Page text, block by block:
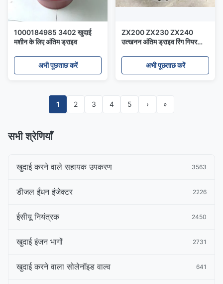
1000184985 3402 खुदाई
मशीन के लिए अंतिम ड्राइव
अभी पूछताछ करें
ZX200 ZX230 ZX240
उत्खनन अंतिम ड्राइव रिंग गियर
अभी पूछताछ करें
1 2 3 4 5 › »
सभी श्रेणियाँ
खुदाई करने वाले सहायक उपकरण 3563
डीजल ईंधन इंजेक्टर 2226
ईसीयू नियंत्रक 2450
खुदाई इंजन भागों 2731
खुदाई करने वाला सोलेनॉइड वाल्व 641